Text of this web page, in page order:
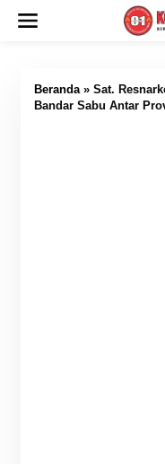
Beranda» Sat.
Bandar Sabu Antar